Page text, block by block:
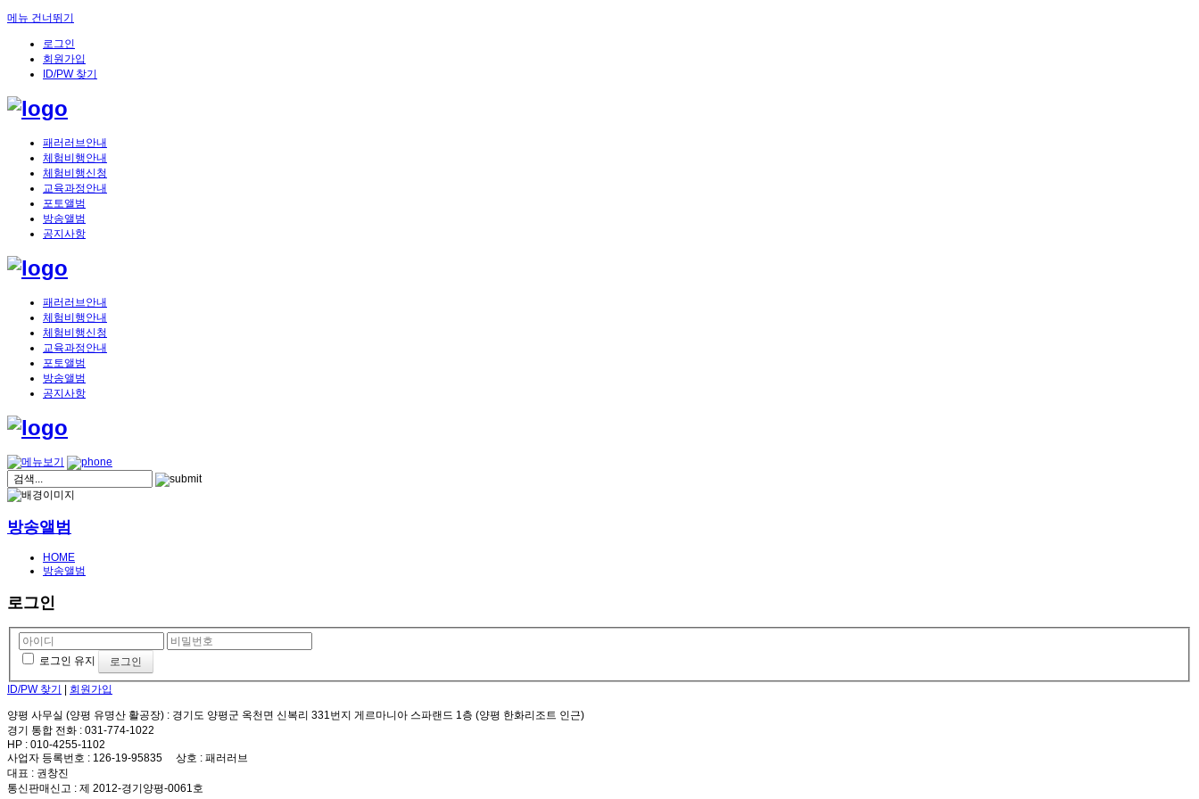
메뉴 건너뛰기
로그인
회원가입
ID/PW 찾기
패러러브안내
체험비행안내
체험비행신청
교육과정안내
포토앨범
방송앨범
공지사항
패러러브안내
체험비행안내
체험비행신청
교육과정안내
포토앨범
방송앨범
공지사항
방송앨범
HOME
방송앨범
로그인
로그인 유지
ID/PW 찾기 회원가입
양평 사무실 (양평 유명산 활공장) : 경기도 양평군 옥천면 신복리 331번지 게르마니아 스파랜드 1층 (양평 한화리조트 인근)
경기 통합 전화 : 031-774-1022
HP : 010-4255-1102
사업자 등록번호 : 126-19-95835 상호 : 패러러브
대표 : 권창진
통신판매신고 : 제 2012-경기양평-0061호